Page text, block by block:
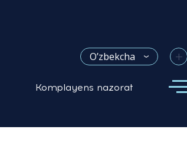
O’zbekcha +
Komplayens nazorat